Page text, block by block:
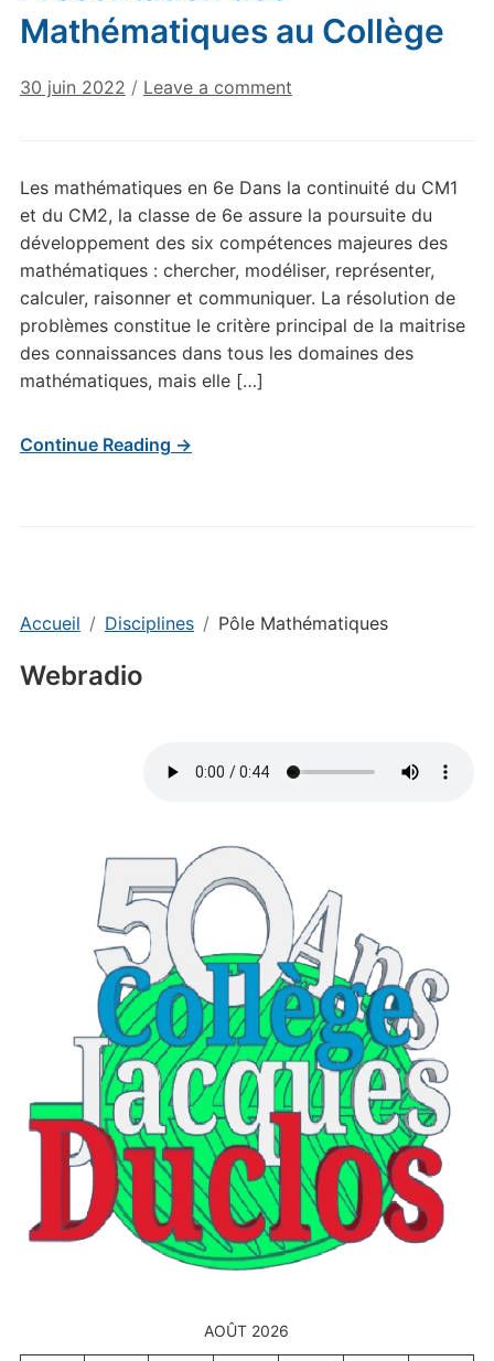
Accueil Disciplines Pôle Mathématiques
Webradio
AOÛT 2026
Mathématiques au Collège
30 juin 2022 / Leave a comment
Les mathématiques en 6e Dans la continuité du CM1
et du CM2, la classe de 6e assure la poursuite du
développement des six compétences majeures des
mathématiques : chercher, modéliser, représenter,
calculer, raisonner et communiquer. La résolution de
problèmes constitue le critère principal de la maitrise
des connaissances dans tous les domaines des
mathématiques, mais elle […]
Continue Reading →